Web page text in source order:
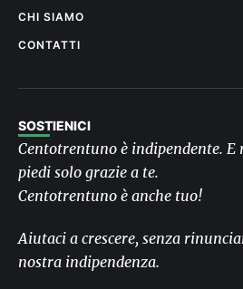
CHI SIAMO
CONTATTI
SOSTIENICI
Centotrentuno è indipendente. E
piedi solo grazie a te.
Centotrentuno è anche tuo!
Aiutaci a crescere, senza
nostra indipendenza.